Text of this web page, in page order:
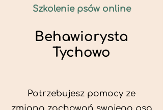
Szkolenie psów online
Behawiorysta
Tychowo
Potrzebujesz pomocy ze